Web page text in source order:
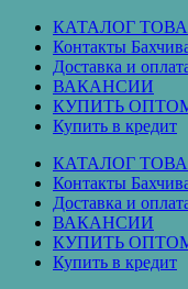
Перейти
содержимому
КАТАЛОГ
Контакты
Доставка и
ВАКАНСИИ
КУПИТЬ
Купить в кредит
КАТАЛОГ
Контакты
Доставка и
ВАКАНСИИ
КУПИТЬ
Купить в кредит